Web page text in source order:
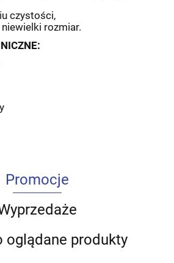
czystości,
rozmiar.
Promocje
oglądane produkty